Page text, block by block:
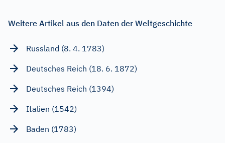
Weitere Artikel aus den Daten der Weltgeschichte
Russland (8. 4. 1783)
Deutsches Reich (18. 6. 1872)
Deutsches Reich (1394)
Italien (1542)
Baden (1783)